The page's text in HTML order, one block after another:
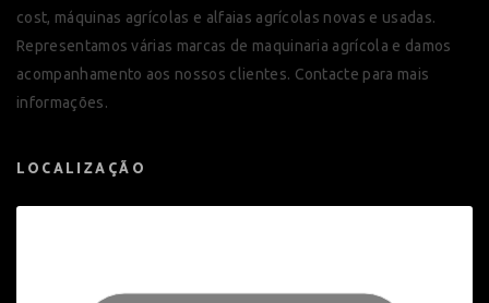
cost, máquinas agrícolas e alfaias agrícolas novas e usadas.
Representamos várias marcas de maquinaria agrícola e damos
acompanhamento aos nossos clientes. Contacte para mais
informações.
LOCALIZAÇÃO